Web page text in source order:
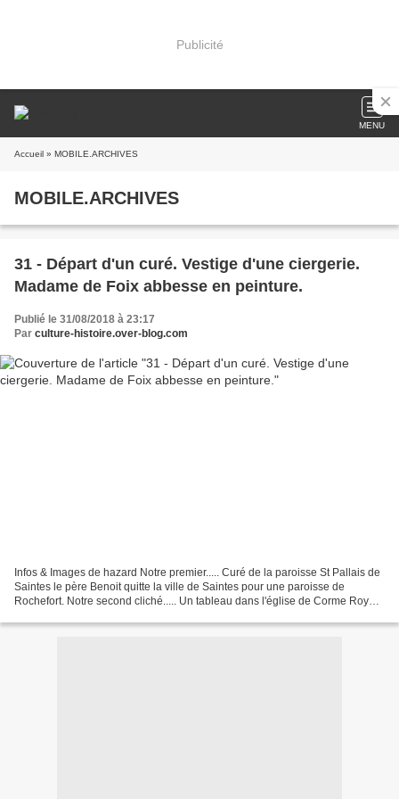
Publicité
MENU
Accueil » MOBILE.ARCHIVES
MOBILE.ARCHIVES
31 - Départ d'un curé. Vestige d'une ciergerie.
Madame de Foix abbesse en peinture.
Publié le 31/08/2018 à 23:17
Par culture-histoire.over-blog.com
Infos & Images de hazard Notre premier..... Curé de la paroisse St Pallais de
Saintes le père Benoit quitte la ville de Saintes pour une paroisse de
Rochefort. Notre second cliché..... Un tableau dans l'église de Corme Royal,